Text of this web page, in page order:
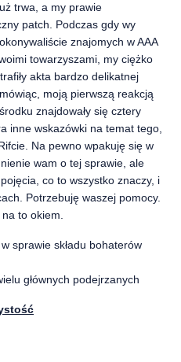
trwa, a my prawie
patch. Podczas gdy wy
znajomych w AAA
towarzyszami, my ciężko
akta bardzo delikatnej
moją pierwszą reakcją
znajdowały się cztery
inne wskazówki na temat tego,
Na pewno wpakuję się w
wam o tej sprawie, ale
co to wszystko znaczy, i
Potrzebuję waszej pomocy.
to okiem.
sprawie składu bohaterów
głównych podejrzanych